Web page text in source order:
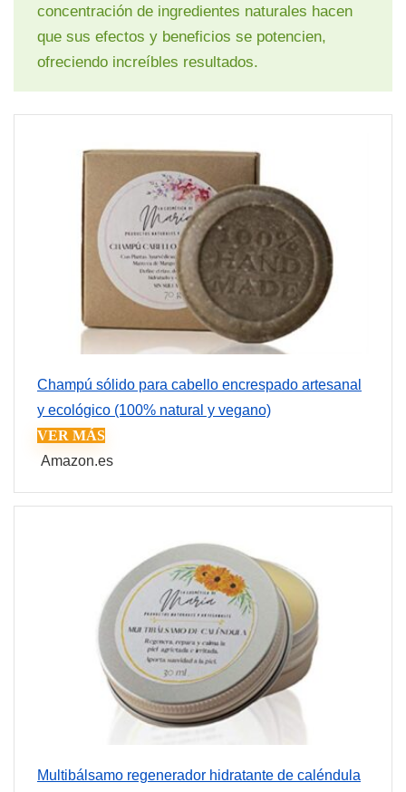
concentración de ingredientes naturales hacen
que sus efectos y beneficios se potencien,
ofreciendo increíbles resultados.
Champú sólido para cabello encrespado artesanal
y ecológico (100% natural y vegano)
VER MÁS
Amazon.es
Multibálsamo regenerador hidratante de caléndula